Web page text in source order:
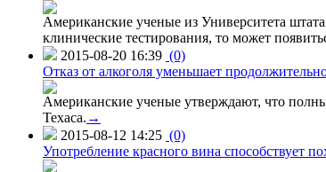
Американские ученые из Университета
клинические тестирования, то может
2015-08-20 16:39 (0)
Отказ от алкоголя уменьшает
Американские ученые утверждают, что
Техаса. →
2015-08-12 14:25 (0)
Употребление красного вина способствует